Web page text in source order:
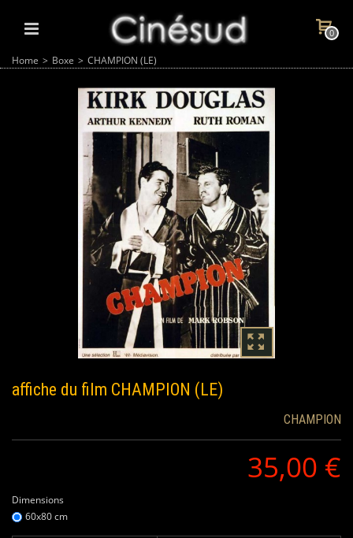
0
Home > Boxe > CHAMPION (LE)
affiche du film CHAMPION (LE)
CHAMPION
35,00 €
Dimensions
60x80 cm